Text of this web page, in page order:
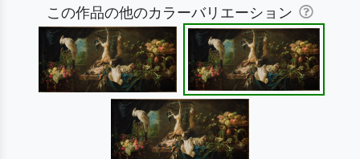
この作品の他のカラーバリエーション